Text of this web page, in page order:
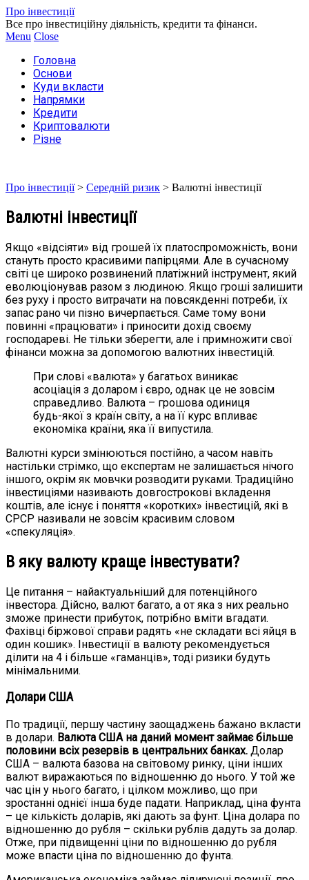
Про інвестиції
Все про інвестиційну діяльність, кредити та фінанси.
Menu Close
Головна
Основи
Куди вкласти
Напрямки
Кредити
Криптовалюти
Різне
Про інвестиції> Середній ризик > Валютні інвестиції
Валютні інвестиції
Якщо «відсіяти» від грошей їх платоспроможність, вони
стануть просто красивими папірцями. Але в сучасному
світі це широко розвинений платіжний інструмент, який
еволюціонував разом з людиною. Якщо гроші залишити
без руху і просто витрачати на повсякденні потреби, їх
запас рано чи пізно вичерпається. Саме тому вони
повинні «працювати» і приносити дохід своєму
господареві. Не тільки зберегти, але і примножити свої
фінанси можна за допомогою валютних інвестицій.
При слові «валюта» у багатьох виникає
асоціація з доларом і євро, однак це не зовсім
справедливо. Валюта – грошова одиниця
будь-якої з країн світу, а на її курс впливає
економіка країни, яка її випустила.
Валютні курси змінюються постійно, а часом навіть
настільки стрімко, що експертам не залишається нічого
іншого, окрім як мовчки розводити руками. Традиційно
інвестиціями називають довгострокові вкладення
коштів, але існує і поняття «коротких» інвестицій, які в
СРСР називали не зовсім красивим словом
«спекуляція».
В яку валюту краще інвестувати?
Це питання – найактуальніший для потенційного
інвестора. Дійсно, валют багато, а от яка з них реально
зможе принести прибуток, потрібно вміти вгадати.
Фахівці біржової справи радять «не складати всі яйця в
один кошик». Інвестиції в валюту рекомендується
ділити на 4 і більше «гаманців», тоді ризики будуть
мінімальними.
Долари США
По традиції, першу частину заощаджень бажано вкласти
в долари. Валюта США на даний момент займає більше
половини всіх резервів в центральних банках. Долар
США – валюта базова на світовому ринку, ціни інших
валют виражаються по відношенню до нього. У той же
час цін у нього багато, і цілком можливо, що при
зростанні однієї інша буде падати. Наприклад, ціна фунта
– це кількість доларів, які дають за фунт. Ціна долара по
відношенню до рубля – скільки рублів дадуть за долар.
Отже, при підвищенні ціни по відношенню до рубля
може впасти ціна по відношенню до фунта.